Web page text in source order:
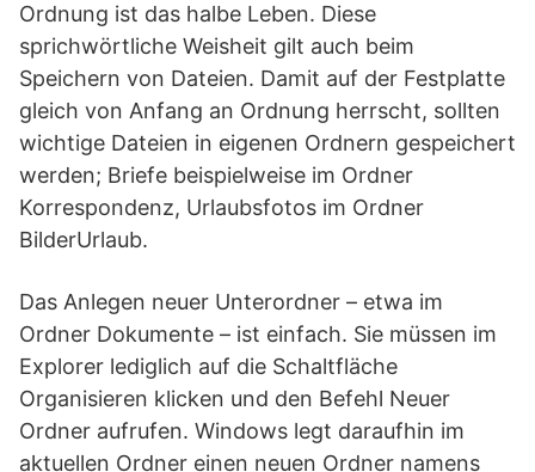
Ordnung ist das halbe Leben. Diese
sprichwörtliche Weisheit gilt auch beim
Speichern von Dateien. Damit auf der Festplatte
gleich von Anfang an Ordnung herrscht, sollten
wichtige Dateien in eigenen Ordnern gespeichert
werden; Briefe beispielweise im Ordner
Korrespondenz, Urlaubsfotos im Ordner
BilderUrlaub.
Das Anlegen neuer Unterordner – etwa im
Ordner Dokumente – ist einfach. Sie müssen im
Explorer lediglich auf die Schaltfläche
Organisieren klicken und den Befehl Neuer
Ordner aufrufen. Windows legt daraufhin im
aktuellen Ordner einen neuen Ordner namens